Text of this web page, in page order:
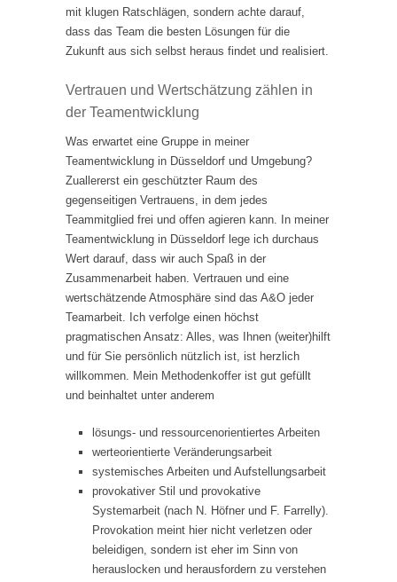
mit klugen Ratschlägen, sondern achte darauf,
dass das Team die besten Lösungen für die
Zukunft aus sich selbst heraus findet und realisiert.
Vertrauen und Wertschätzung zählen in
der Teamentwicklung
Was erwartet eine Gruppe in meiner
Teamentwicklung in Düsseldorf und Umgebung?
Zuallererst ein geschützter Raum des
gegenseitigen Vertrauens, in dem jedes
Teammitglied frei und offen agieren kann. In meiner
Teamentwicklung in Düsseldorf lege ich durchaus
Wert darauf, dass wir auch Spaß in der
Zusammenarbeit haben. Vertrauen und eine
wertschätzende Atmosphäre sind das A&O jeder
Teamarbeit. Ich verfolge einen höchst
pragmatischen Ansatz: Alles, was Ihnen (weiter)hilft
und für Sie persönlich nützlich ist, ist herzlich
willkommen. Mein Methodenkoffer ist gut gefüllt
und beinhaltet unter anderem
lösungs- und ressourcenorientiertes Arbeiten
werteorientierte Veränderungsarbeit
systemisches Arbeiten und Aufstellungsarbeit
provokativer Stil und provokative
Systemarbeit (nach N. Höfner und F. Farrelly).
Provokation meint hier nicht verletzen oder
beleidigen, sondern ist eher im Sinn von
herauslocken und herausfordern zu verstehen